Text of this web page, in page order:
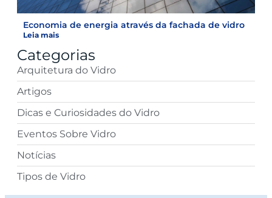
Economia de energia através da fachada de vidro
Leia mais
Categorias
Arquitetura do Vidro
Artigos
Dicas e Curiosidades do Vidro
Eventos Sobre Vidro
Notícias
Tipos de Vidro